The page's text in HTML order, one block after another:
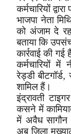
कर्मचारियों
भाजपा नेता
को अंजाम दे
बताया कि
कार्रवाई की
कर्मचारियों में
रेड्डी बीटगॉर्ड,
शामिल हैं।
इंद्रावती
कसने में
में अवैध सागौन
अब जिला